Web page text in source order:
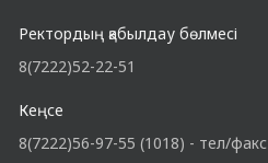
Ректордың қабылдау бөлмесі
8(7222)52-22-51
Кеңсе
8(7222)56-97-55 (1018) - тел/факс